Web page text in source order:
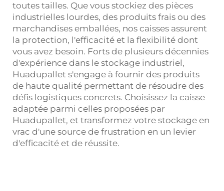
toutes tailles. Que vous stockiez des pièces
industrielles lourdes, des produits frais ou des
marchandises emballées, nos caisses assurent
la protection, l'efficacité et la flexibilité dont
vous avez besoin. Forts de plusieurs décennies
d'expérience dans le stockage industriel,
Huadupallet s'engage à fournir des produits
de haute qualité permettant de résoudre des
défis logistiques concrets. Choisissez la caisse
adaptée parmi celles proposées par
Huadupallet, et transformez votre stockage en
vrac d'une source de frustration en un levier
d'efficacité et de réussite.